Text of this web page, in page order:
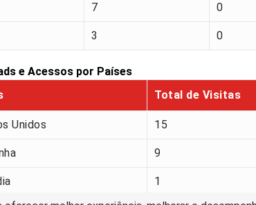
7 0
3 0
e Acessos por Países
Total de Visitas
Unidos 15
9
1